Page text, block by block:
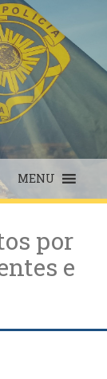
MENU
por
e